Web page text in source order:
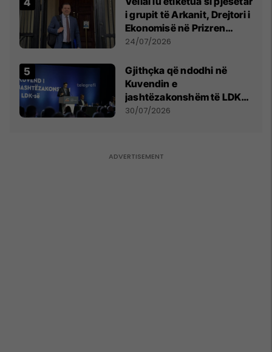
i grupit të Arkanit, Drejtori i
Ekonomisë në Prizren
mohon pretendimet
24/07/2026
Gjithçka që ndodhi në
Kuvendin e
jashtëzakonshëm të LDK-
së
30/07/2026